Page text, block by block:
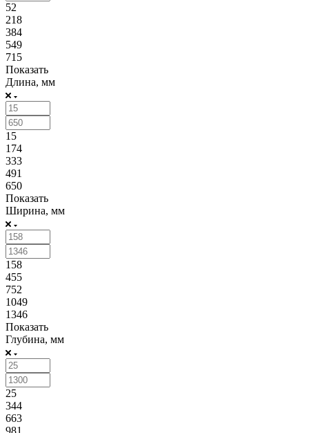
52
218
384
549
715
Показать
Длина, мм
15
174
333
491
650
Показать
Ширина, мм
158
455
752
1049
1346
Показать
Глубина, мм
25
344
663
981